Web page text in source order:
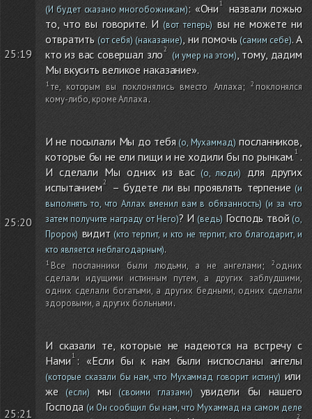
25:19
(И будет сказано многобожникам): «Они
назвали ложью
то, что вы говорите. И (вот теперь) вы не можете ни
отвратить (от себя)(наказание) , ни помочь(самим себе). А
кто из вас совершал зло
(и умер на этом), тому, дадим
Мы вкусить великое наказание».
те, которым вы поклонялись вместо Аллаха;
поклонялся
кому-либо, кроме Аллаха.
25:20
И не посылали Мы до тебя(о, Мухаммад)посланников,
которые бы не ели пищи и не ходили бы по рынкам. .
И сделали Мы одних из вас(о, люди)для других
испытанием
– будете ли вы проявлять терпение(и
выполнять то, что Аллах вменил вам в обязанность) (и за что
затем получите награду от Него)? И (ведь)Господь твой(о,
Пророк) видит (кто терпит, и кто не терпит, кто благодарит, и
кто является неблагодарным).
Все посланники были людьми, а не ангелами;
одних
сделали идущими истинным путем, а других заблудшими,
одних сделали богатыми, а других бедными, одних сделали
здоровыми, а других больными.
25:21
И сказали те, которые не надеются на встречу с
Нами : «Если бы к нам были ниспосланы ангелы
(которые сказали бы нам, что Мухаммад говорит истину)или
же(если)мы(своими глазами)увидели бы нашего
Господа (и Он сообщил бы нам, что Мухаммад на самом деле